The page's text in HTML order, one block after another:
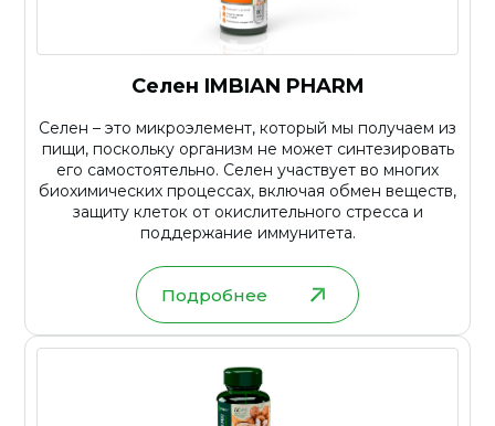
Селен IMBIAN PHARM
Селен – это микроэлемент, который мы получаем из
пищи, поскольку организм не может синтезировать
его самостоятельно. Селен участвует во многих
биохимических процессах, включая обмен веществ,
защиту клеток от окислительного стресса и
поддержание иммунитета.
Подробнее